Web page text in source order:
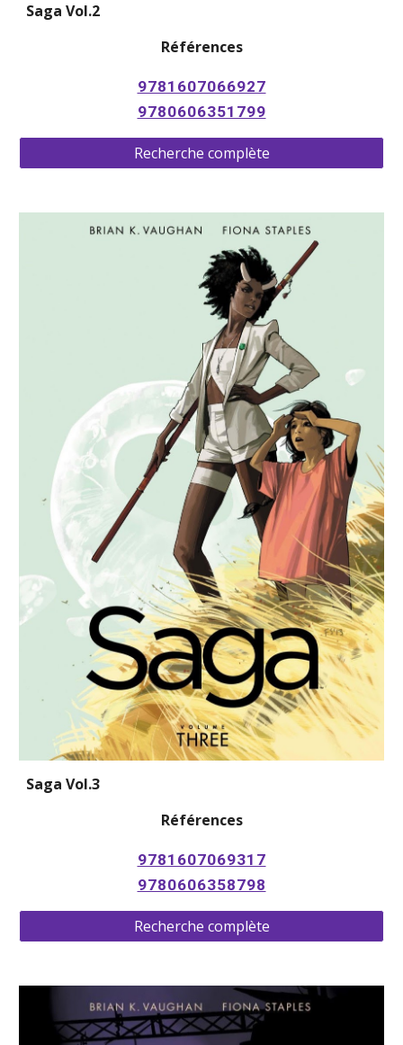
Saga Vol.2
Références
9781607066927
9780606351799
Recherche complète
Saga Vol.3
Références
9781607069317
9780606358798
Recherche complète